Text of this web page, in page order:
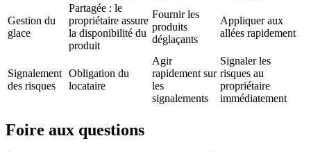
Gestion du
glace
Partagée : le
propriétaire assure
la disponibilité du
produit
Fournir les
produits
déglaçants
Appliquer aux
allées rapidement
Signalement
des risques
Obligation du
locataire
Agir
rapidement sur
les
signalements
Signaler les
risques au
propriétaire
immédiatement
Foire aux questions